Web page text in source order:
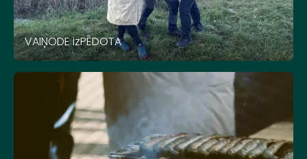
VAIŅODE izPĒDOTA